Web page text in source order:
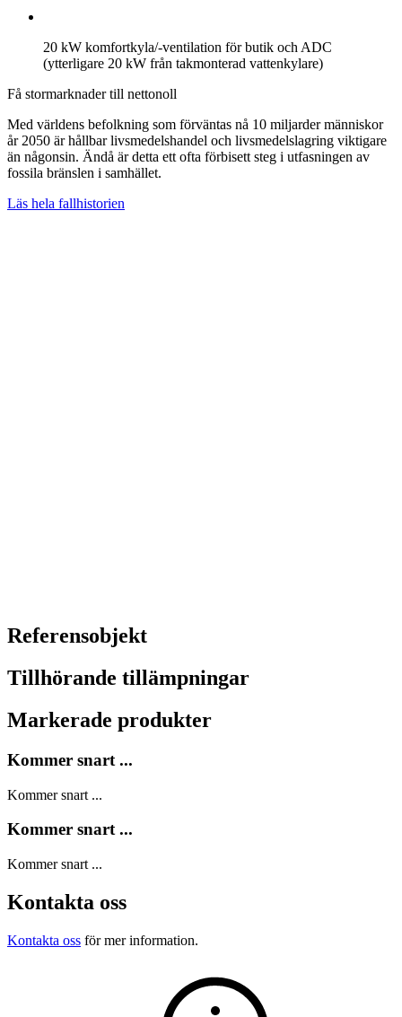
20 kW komfortkyla/-ventilation för butik och ADC
(ytterligare 20 kW från takmonterad vattenkylare)
Få stormarknader till nettonoll
Med världens befolkning som förväntas nå 10 miljarder människor
år 2050 är hållbar livsmedelshandel och livsmedelslagring viktigare
än någonsin. Ändå är detta ett ofta förbisett steg i utfasningen av
fossila bränslen i samhället.
Läs hela fallhistorien
Referensobjekt
Tillhörande tillämpningar
Markerade produkter
Kommer snart ...
Kommer snart ...
Kommer snart ...
Kommer snart ...
Kontakta oss
Kontakta oss för mer information.